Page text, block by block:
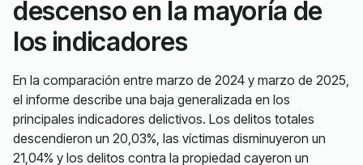
descenso en la mayoría de
los indicadores
En la comparación entre marzo de 2024 y marzo de 2025,
el informe describe una baja generalizada en los
principales indicadores delictivos. Los delitos totales
descendieron un 20,03%, las víctimas disminuyeron un
21,04% y los delitos contra la propiedad cayeron un